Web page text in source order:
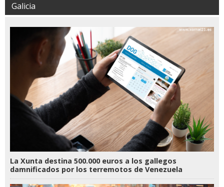
Galicia
La Xunta destina 500.000 euros a los gallegos
damnificados por los terremotos de Venezuela